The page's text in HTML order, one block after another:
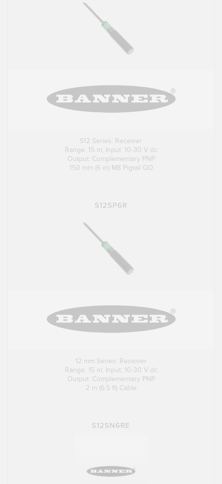
S12 Series: Receiver
Range: 15 m; Input: 10-30 V dc
Output: Complementary PNP
150 mm (6 in) M8 Pigtail QD
S12SP6R
12 mm Series: Receiver
Range: 15 m; Input: 10-30 V dc
Output: Complementary PNP
2 m (6.5 ft) Cable
S12SN6RE